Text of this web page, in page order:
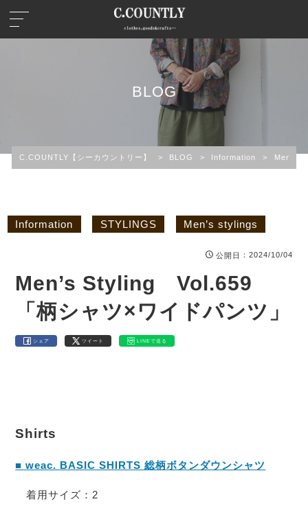
BLOG
C.COUNTLY【シーカウントリー】 > BLOG > Information > Men’s
Information STYLINGS Men’s stylings
公開日 ：2024/10/04
Men’s Styling Vol.659
「柄シャツ×ワイドパンツ」
シェア ツイート LINEで送る
Shirts
■ weac. BASIC SHIRTS 総柄ボタンダウンシャツ
着用サイズ：2